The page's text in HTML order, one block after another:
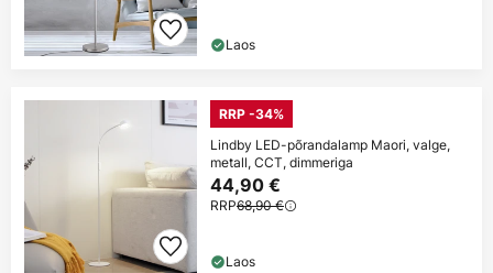
Laos
RRP -34%
Lindby LED-põrandalamp Maori, valge,
metall, CCT, dimmeriga
44,90 €
RRP68,90 €
Laos